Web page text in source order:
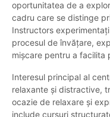
oportunitatea de a
cadru care se distinge
Instructors
procesul de învățare,
mișcare pentru a facilita
Interesul principal al
relaxante și distractive,
ocazie de relaxare și
include cursuri